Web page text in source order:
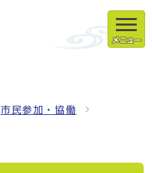
メニュー
市民参加・協働